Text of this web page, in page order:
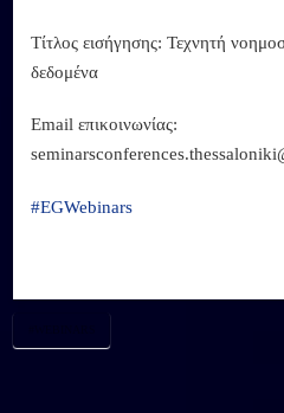
Τίτλος εισήγησης: Τεχνητή
δεδομένα
Email επικοινωνίας:
#EGWebinars